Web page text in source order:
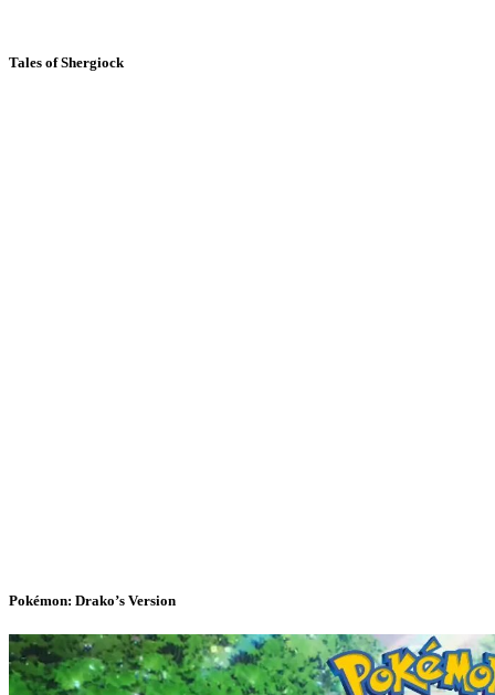
Tales of Shergiock
Pokémon: Drako’s Version